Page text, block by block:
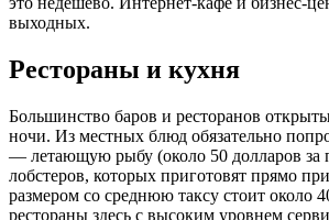
выходных.
Рестораны и кухня
Большинство баров и ресторанов
ночи. Из местных блюд обязательно
— летающую рыбу (около 50 долларов
лобстеров, которых приготовят прямо
размером со среднюю таксу стоит около
рестораны здесь с высоким уровнем